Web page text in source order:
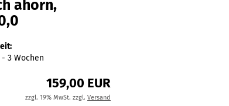
ahorn,
- 3 Wochen
159,00 EUR
zzgl. 19% MwSt. zzgl. Versand